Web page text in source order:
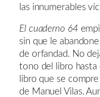
las innumerables
El cuaderno 64
sin que le
de orfandad. No
tono del libro
libro que se
de Manuel Vilas.